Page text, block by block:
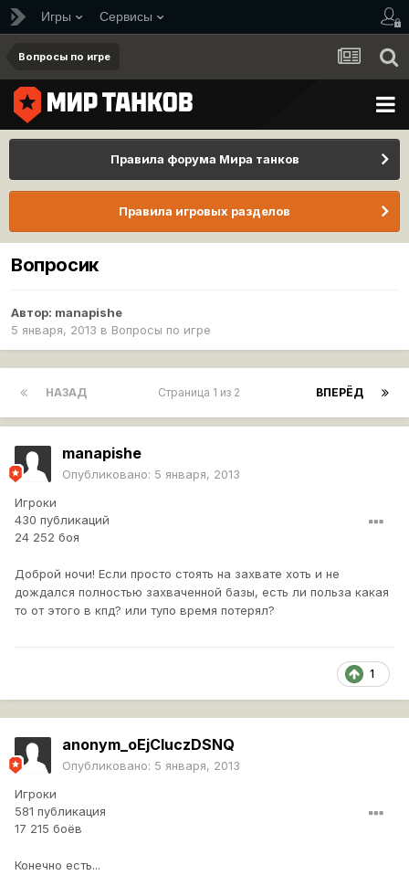
Игры Сервисы
Вопросы по игре
Правила форума Мира танков
Правила игровых разделов
Вопросик
Автор: manapishe
5 января, 2013 в Вопросы по игре
НАЗАД ВПЕРЁД
Страница 1 из 2
manapishe
Опубликовано: 5 января, 2013
Игроки
430 публикаций
24 252 боя
Доброй ночи! Если просто стоять на захвате хоть и не
дождался полностью захваченной базы, есть ли польза какая
то от этого в кпд? или тупо время потерял?
1
anonym_oEjCIuczDSNQ
Опубликовано: 5 января, 2013
Игроки
581 публикация
17 215 боёв
Конечно есть...